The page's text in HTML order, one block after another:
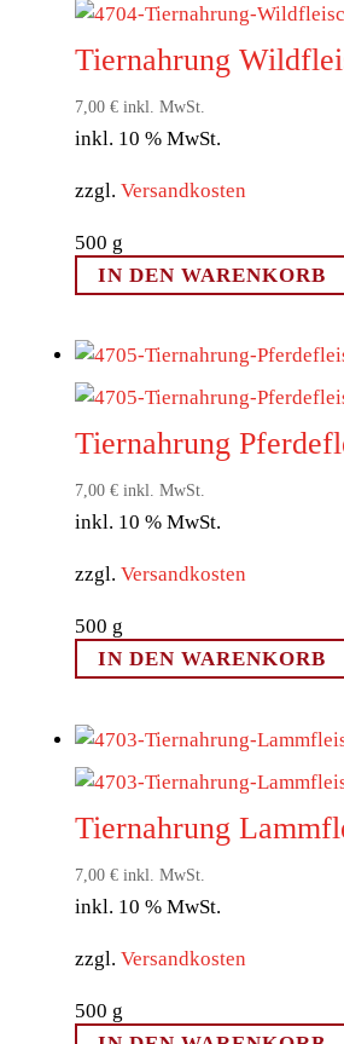
Tiernahrung
7,00 € inkl. MwSt.
inkl. 10 % MwSt.
zzgl. Versandkosten
500 g
IN DEN WARENKORB
Tiernahrung
7,00 € inkl. MwSt.
inkl. 10 % MwSt.
zzgl. Versandkosten
500 g
IN DEN WARENKORB
Tiernahrung
7,00 € inkl. MwSt.
inkl. 10 % MwSt.
zzgl. Versandkosten
500 g